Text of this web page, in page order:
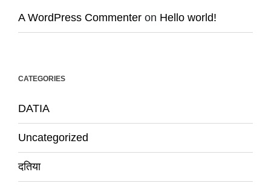
A WordPress Commenter on Hello world!
CATEGORIES
DATIA
Uncategorized
दतिया